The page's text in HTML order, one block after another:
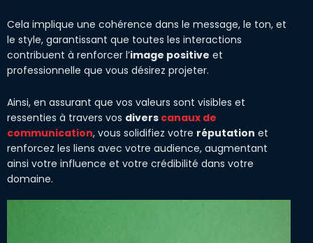
Cela implique une cohérence dans le message, le ton, et
le style, garantissant que toutes les interactions
contribuent à renforcer l’image positive et
professionnelle que vous désirez projeter.
Ainsi, en assurant que vos valeurs sont visibles et
ressenties à travers vos divers canaux de
communication, vous solidifiez votre réputation et
renforcez les liens avec votre audience, augmentant
ainsi votre influence et votre crédibilité dans votre
domaine.